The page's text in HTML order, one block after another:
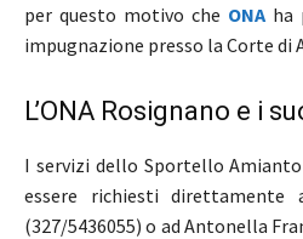
per questo motivo che ONA ha
impugnazione presso la Corte di
L’ONA Rosignano e i
I servizi dello Sportello
essere richiesti direttamente
(327/5436055) o ad Antonella